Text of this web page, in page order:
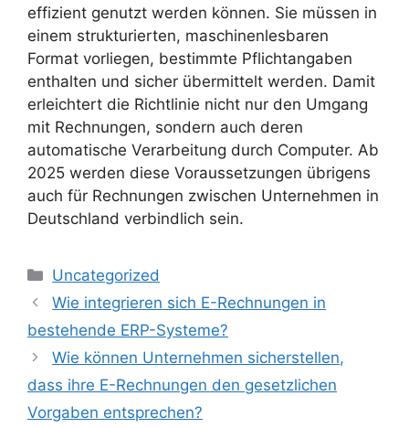
effizient genutzt werden können. Sie müssen in
einem strukturierten, maschinenlesbaren
Format vorliegen, bestimmte Pflichtangaben
enthalten und sicher übermittelt werden. Damit
erleichtert die Richtlinie nicht nur den Umgang
mit Rechnungen, sondern auch deren
automatische Verarbeitung durch Computer. Ab
2025 werden diese Voraussetzungen übrigens
auch für Rechnungen zwischen Unternehmen in
Deutschland verbindlich sein.
Kategorien
Uncategorized
Wie integrieren sich E-Rechnungen in
bestehende ERP-Systeme?
Wie können Unternehmen sicherstellen,
dass ihre E-Rechnungen den gesetzlichen
Vorgaben entsprechen?